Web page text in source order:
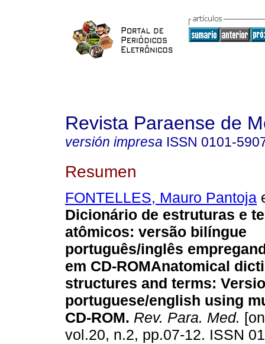
Revista Paraense de
versión impresa ISSN 0101-
Resumen
FONTELLES, Mauro Pantoja
Dicionário de estruturas e
atômicos: versão bilíngue
português/inglês
em CD-ROMAnatomical
structures and terms:
portuguese/english using
CD-ROM. Rev. Para. Med.
vol.20, n.2, pp.07-12. ISSN